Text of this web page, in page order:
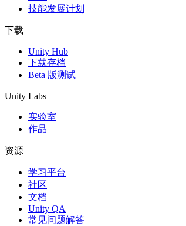
多人游戏
简化多人游戏开发
技能发展计划
下载
Unity Hub
下载存档
Beta 版测试
Unity Labs
实验室
作品
资源
学习平台
社区
文档
Unity QA
常见问题解答